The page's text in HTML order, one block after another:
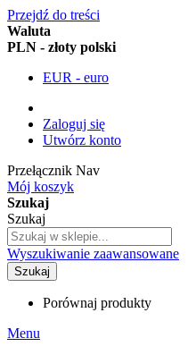
Przejdź do treści
Waluta
PLN - złoty polski
EUR - euro
Zaloguj się
Utwórz konto
Przełącznik Nav
Mój koszyk
Szukaj
Szukaj
Wyszukiwanie zaawansowane
Szukaj
Porównaj produkty
Menu